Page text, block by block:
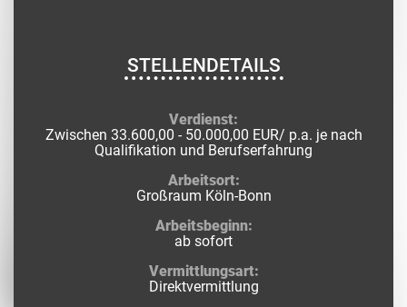
STELLENDETAILS
Verdienst:
Zwischen 33.600,00 - 50.000,00 EUR/ p.a. je nach
Qualifikation und Berufserfahrung
Arbeitsort:
Großraum Köln-Bonn
Arbeitsbeginn:
ab sofort
Vermittlungsart:
Direktvermittlung